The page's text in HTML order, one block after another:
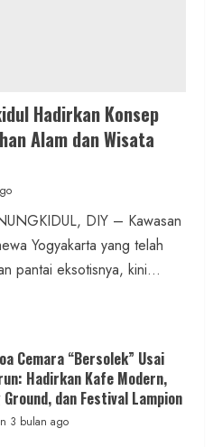
Kantin dan Gudang
Juwangi
Kalurahan Balong:
RI untuk
dan Nasionalisme
Hadirkan Konsep
Alam dan Wisata
DIY – Kawasan
Yogyakarta yang telah
pantai eksotisnya, kini...
Cemara “Bersolek” Usai
Hadirkan Kafe Modern,
Ground, dan Festival Lampion
3 bulan ago